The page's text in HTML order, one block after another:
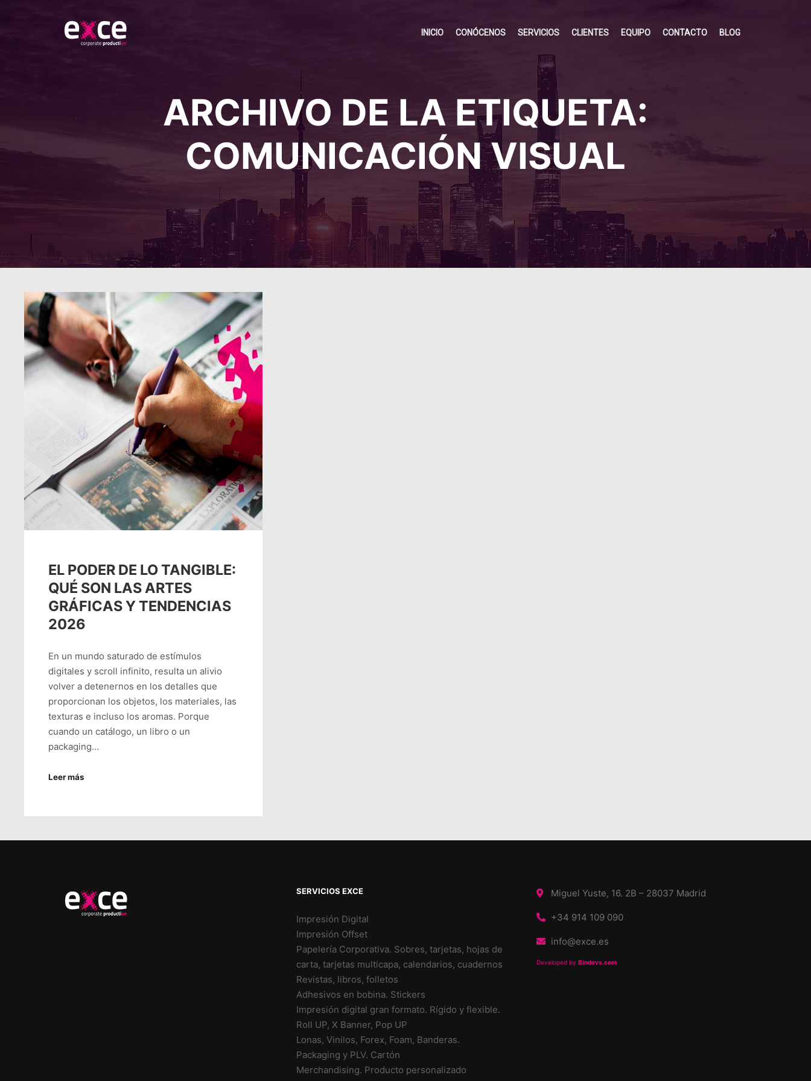
INICIO CONÓCENOS SERVICIOS CLIENTES EQUIPO CONTACTO BLOG
ARCHIVO DE LA ETIQUETA:
COMUNICACIÓN VISUAL
EL PODER DE LO TANGIBLE:
QUÉ SON LAS ARTES
GRÁFICAS Y TENDENCIAS
2026
En un mundo saturado de estímulos
digitales y scroll infinito, resulta un alivio
volver a detenernos en los detalles que
proporcionan los objetos, los materiales, las
texturas e incluso los aromas. Porque
cuando un catálogo, un libro o un
packaging…
Leer más
SERVICIOS EXCE
Impresión Digital
Impresión Offset
Papelería Corporativa. Sobres, tarjetas, hojas de
carta, tarjetas multicapa, calendarios, cuadernos
Revistas, libros, folletos
Adhesivos en bobina. Stickers
Impresión digital gran formato. Rígido y flexible.
Roll UP, X Banner, Pop UP
Lonas, Vinilos, Forex, Foam, Banderas.
Packaging y PLV. Cartón
Merchandising. Producto personalizado
Miguel Yuste, 16. 2B – 28037 Madrid
+34 914 109 090
info@exce.es
Developed by Bindevs.com